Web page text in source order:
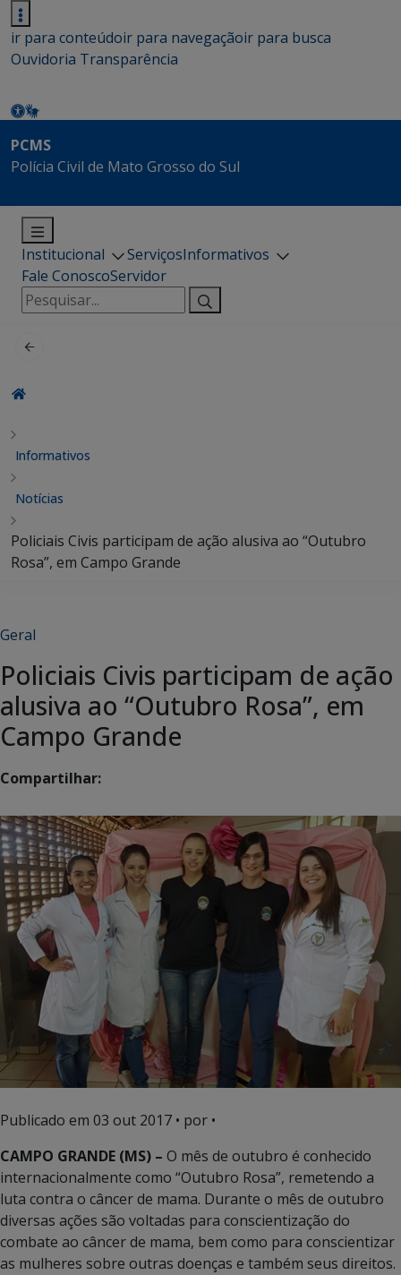
ir para conteúdoir para navegaçãoir para busca
Ouvidoria Transparência
PCMS
Polícia Civil de Mato Grosso do Sul
Institucional ServiçosInformativos
Fale ConoscoServidor
Pesquisar
por:
Informativos
Notícias
Policiais Civis participam de ação alusiva ao “Outubro
Rosa”, em Campo Grande
Geral
Policiais Civis participam de ação
alusiva ao “Outubro Rosa”, em
Campo Grande
Compartilhar:
Publicado em 03 out 2017 • por •
CAMPO GRANDE (MS) – O mês de outubro é conhecido
internacionalmente como “Outubro Rosa”, remetendo a
luta contra o câncer de mama. Durante o mês de outubro
diversas ações são voltadas para conscientização do
combate ao câncer de mama, bem como para conscientizar
as mulheres sobre outras doenças e também seus direitos.